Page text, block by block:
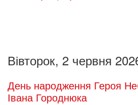
Вівторок, 2 червня
День народження Героя
Івана Городнюка